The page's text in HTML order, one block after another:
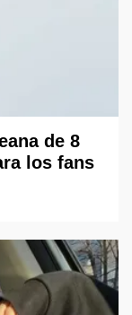
de 8
los fans